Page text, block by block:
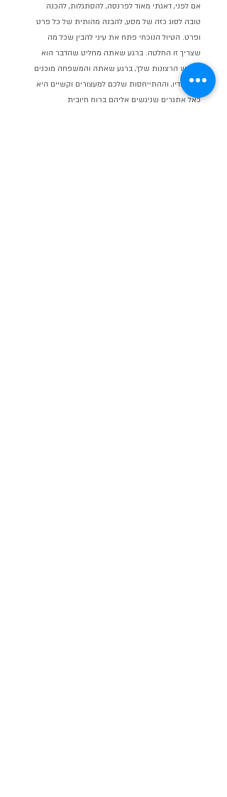
אם לפני, דאגתי מאוד לפרנסה, להסתגלות, להכנה
טובה לסוג כזה של מסע, להבנה מהותית של כל פרט
ופרט. הטיול הנוכחי פתח את עיני להבין שכל מה
שצריך זו החלטה. ברגע שאתה מחליט שהדבר הוא
מימוש הרצונות שלך, ברגע שאתה והמשפחה מוכנים
לכך יחדיו, וההתייחסות שלכם למעצורים וקשיים היא
כאל אתגרים שניגשים אליהם ברוח חיובית